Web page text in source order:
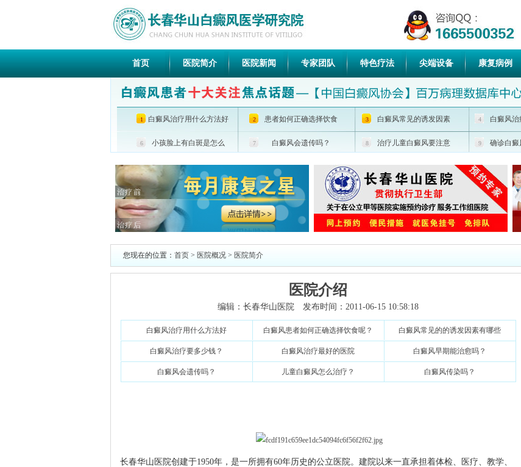
首页 医院简介 医院新闻 专家团队 特色疗法 尖端设备 康复病例
1 白癜风治疗用什么方法好 2 患者如何正确选择饮食 3 白癜风常见的诱发因素 4 白癜风治
6 小孩脸上有白斑是怎么 7 白癜风会遗传吗？ 8 治疗儿童白癜风要注意 9 确诊白癜
您现在的位置： 首页 > 医院概况 > 医院简介
医院介绍
编辑：长春华山医院 发布时间：2011-06-15 10:58:18
白癜风治疗用什么方法好 白癜风患者如何正确选择饮食呢？ 白癜风常见的的诱发因素有哪些
白癜风治疗要多少钱？ 白癜风治疗最好的医院 白癜风早期能治愈吗？
白癜风会遗传吗？ 儿童白癜风怎么治疗？ 白癜风传染吗？
长春华山医院创建于1950年，是一所拥有60年历史的公立医院。建院以来一直承担着体检、医疗、教学、